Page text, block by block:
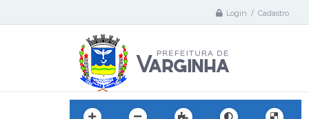
Login / Cadastro